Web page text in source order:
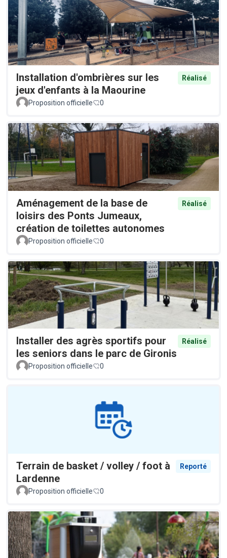
Installation d'ombrières sur les
jeux d'enfants à la Maourine
Réalisé
Proposition officielle 0
Aménagement de la base de
loisirs des Ponts Jumeaux,
création de toilettes autonomes
Réalisé
Proposition officielle 0
Installer des agrès sportifs pour
les seniors dans le parc de Gironis
Réalisé
Proposition officielle 0
Terrain de basket / volley / foot à
Lardenne
Reporté
Proposition officielle 0